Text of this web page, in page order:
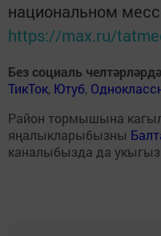
национальном
https://max.ru/
Без социаль челтәрләрдә
ТикТок, Ютуб,
Район тормышына
яңалыкларыбызны
каналыбызда да